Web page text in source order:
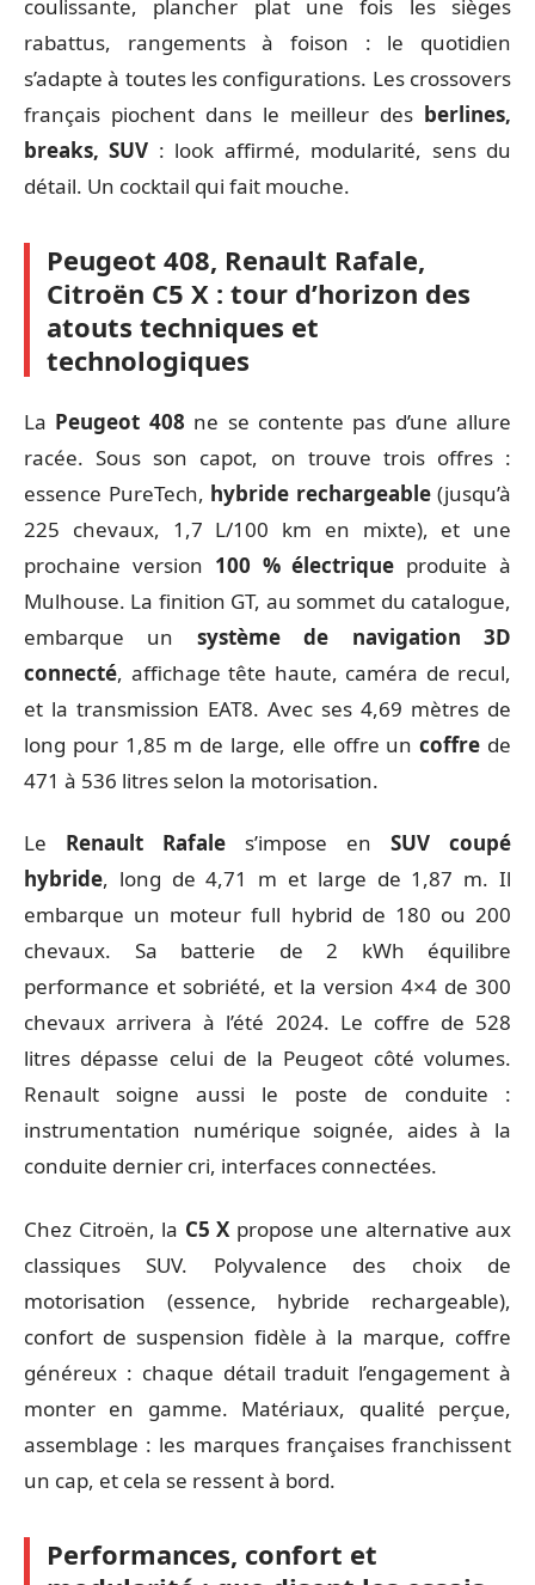
coulissante, plancher plat une fois les sièges
rabattus, rangements à foison : le quotidien
s’adapte à toutes les configurations. Les crossovers
français piochent dans le meilleur des berlines,
breaks, SUV : look affirmé, modularité, sens du
détail. Un cocktail qui fait mouche.
Peugeot 408, Renault Rafale,
Citroën C5 X : tour d’horizon des
atouts techniques et
technologiques
La Peugeot 408 ne se contente pas d’une allure
racée. Sous son capot, on trouve trois offres :
essence PureTech, hybride rechargeable(jusqu’à
225 chevaux, 1,7 L/100 km en mixte), et une
prochaine version 100 % électrique produite à
Mulhouse. La finition GT, au sommet du catalogue,
embarque un système de navigation 3D
connecté, affichage tête haute, caméra de recul,
et la transmission EAT8. Avec ses 4,69 mètres de
long pour 1,85 m de large, elle offre uncoffre de
471 à 536 litres selon la motorisation.
Le Renault Rafale s’impose en SUV coupé
hybride, long de 4,71 m et large de 1,87 m. Il
embarque un moteur full hybrid de 180 ou 200
chevaux. Sa batterie de 2 kWh équilibre
performance et sobriété, et la version 4×4 de 300
chevaux arrivera à l’été 2024. Le coffre de 528
litres dépasse celui de la Peugeot côté volumes.
Renault soigne aussi le poste de conduite :
instrumentation numérique soignée, aides à la
conduite dernier cri, interfaces connectées.
Chez Citroën, la C5 X propose une alternative aux
classiques SUV. Polyvalence des choix de
motorisation (essence, hybride rechargeable),
confort de suspension fidèle à la marque, coffre
généreux : chaque détail traduit l’engagement à
monter en gamme. Matériaux, qualité perçue,
assemblage : les marques françaises franchissent
un cap, et cela se ressent à bord.
Performances, confort et